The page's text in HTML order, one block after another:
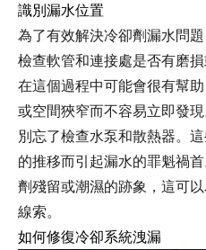
識別漏水位置
為了有效解決冷卻劑漏水問
檢查軟管和連接處是否有磨
在這個過程中可能會很有幫
或空間狹窄而不容易立即發現
別忘了檢查水泵和散熱器。
的推移而引起漏水的罪魁禍
劑殘留或潮濕的跡象，這可
線索。
如何修復冷卻系統洩漏